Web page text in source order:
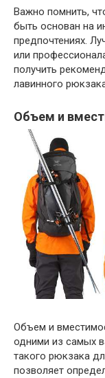
Важно помнить,
быть основан на
предпочтениях.
или
получить
лавинного
Объем и
Объем и
одними из самых
такого рюкзака
позволяет